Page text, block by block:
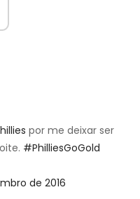
por me deixar ser
#PhilliesGoGold
de 2016